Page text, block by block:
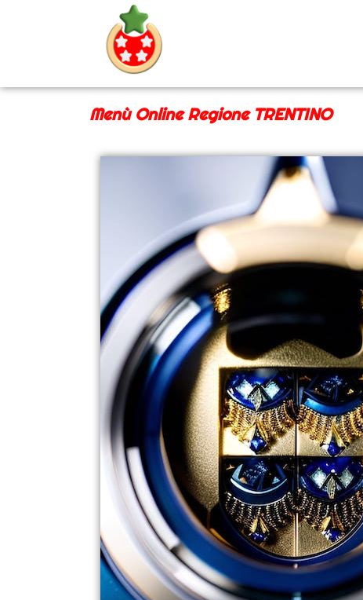
Menù Online Regione TRENTINO